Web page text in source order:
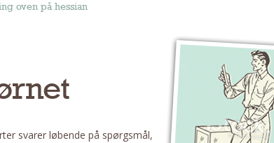
oven på hessian
svarer løbende på spørgsmål,